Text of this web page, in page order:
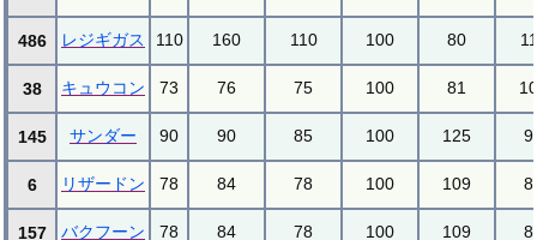
486 レジギガス 110 160 110 100 80
38 キュウコン 73 76 75 100 81
145 サンダー 90 90 85 100 125
6 リザードン 78 84 78 100 109
157 バクフーン 78 84 78 100 109